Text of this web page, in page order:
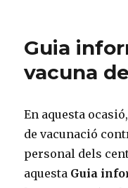
Guia
vacuna
En aquesta
de vacunació
personal dels
aquesta Guia